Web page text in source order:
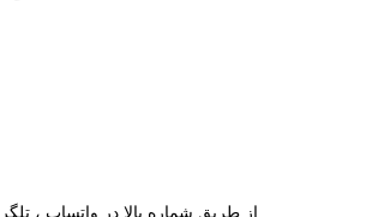
از طریق شماره بالا در واتساپ ،